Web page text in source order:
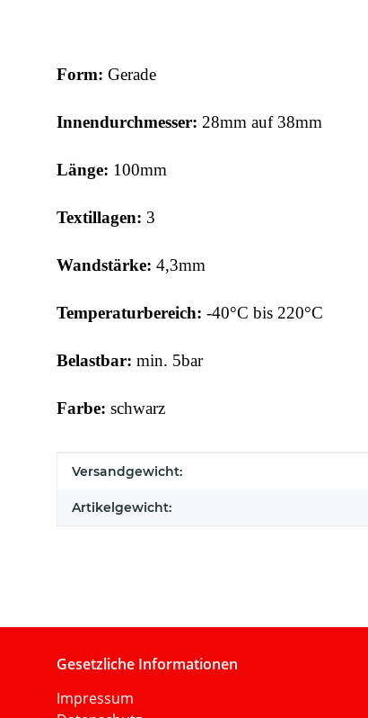
Form: Gerade
Innendurchmesser: 28mm auf 38mm
Länge: 100mm
Textillagen: 3
Wandstärke: 4,3mm
Temperaturbereich: -40°C bis 220°C
Belastbar: min. 5bar
Farbe: schwarz
Produkteigenschaft
Wert
Versandgewicht:
Artikelgewicht:
Gesetzliche Informationen
Impressum